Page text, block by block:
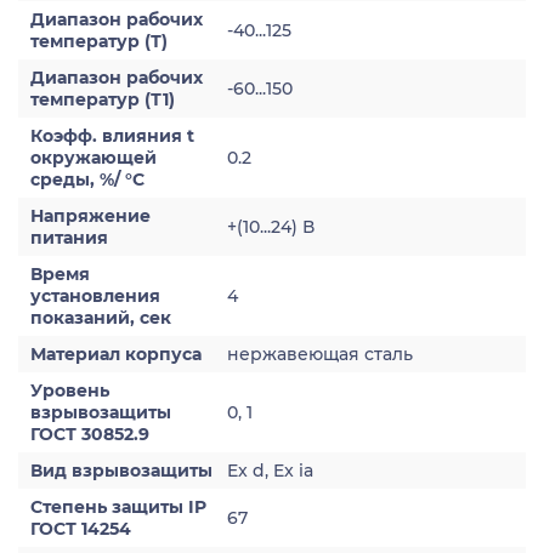
Диапазон рабочих
температур (Т)
-40...125
Диапазон рабочих
температур (Т1)
-60...150
Коэфф. влияния t
окружающей
среды, %/ °С
0.2
Напряжение
питания
+(10...24) В
Время
установления
показаний, сек
4
Материал корпуса
нержавеющая сталь
Уровень
взрывозащиты
ГОСТ 30852.9
0, 1
Вид взрывозащиты
Ex d, Ex ia
Степень защиты IP
ГОСТ 14254
67